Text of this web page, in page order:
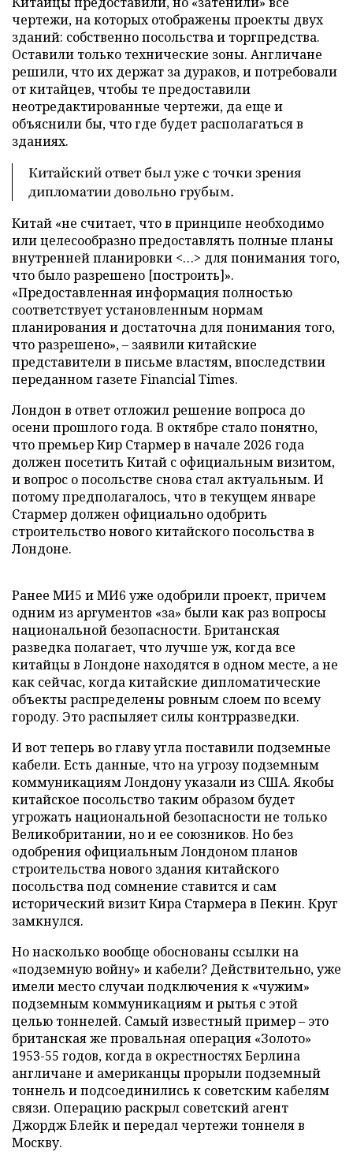
чертежи, на которых отображены проекты двух
зданий: собственно посольства и торгпредства.
Оставили только технические зоны. Англичане
решили, что их держат за дураков, и потребовали
от китайцев, чтобы те предоставили
неотредактированные чертежи, да еще и
объяснили бы, что где будет располагаться в
зданиях.
Китайский ответ был уже с точки зрения
дипломатии довольно грубым.
Китай «не считает, что в принципе необходимо
или целесообразно предоставлять полные планы
внутренней планировки <…> для понимания того,
что было разрешено [построить]».
«Предоставленная информация полностью
соответствует установленным нормам
планирования и достаточна для понимания того,
что разрешено», – заявили китайские
представители в письме властям, впоследствии
переданном газете Financial Times.
Лондон в ответ отложил решение вопроса до
осени прошлого года. В октябре стало понятно,
что премьер Кир Стармер в начале 2026 года
должен посетить Китай с официальным визитом,
и вопрос о посольстве снова стал актуальным. И
потому предполагалось, что в текущем январе
Стармер должен официально одобрить
строительство нового китайского посольства в
Лондоне.
Ранее МИ5 и МИ6 уже одобрили проект, причем
одним из аргументов «за» были как раз вопросы
национальной безопасности. Британская
разведка полагает, что лучше уж, когда все
китайцы в Лондоне находятся в одном месте, а не
как сейчас, когда китайские дипломатические
объекты распределены ровным слоем по всему
городу. Это распыляет силы контрразведки.
И вот теперь во главу угла поставили подземные
кабели. Есть данные, что на угрозу подземным
коммуникациям Лондону указали из США. Якобы
китайское посольство таким образом будет
угрожать национальной безопасности не только
Великобритании, но и ее союзников. Но без
одобрения официальным Лондоном планов
строительства нового здания китайского
посольства под сомнение ставится и сам
исторический визит Кира Стармера в Пекин. Круг
замкнулся.
Но насколько вообще обоснованы ссылки на
«подземную войну» и кабели? Действительно, уже
имели место случаи подключения к «чужим»
подземным коммуникациям и рытья с этой
целью тоннелей. Самый известный пример – это
британская же провальная операция «Золото»
1953-55 годов, когда в окрестностях Берлина
англичане и американцы прорыли подземный
тоннель и подсоединились к советским кабелям
связи. Операцию раскрыл советский агент
Джордж Блейк и передал чертежи тоннеля в
Москву.